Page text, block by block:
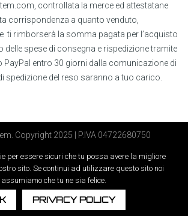
controllata la merce ed attestatane
corrispondenza a quanto venduto,
ti rimborserà la somma pagata per l’acquisto
delle spese di consegna e rispedizione tramite
entro 30 giorni dalla comunicazione di
spedizione del reso saranno a tuo carico.
Copyright 2025 | P.IVA 04722680750
Supported by Moviweb
per essere sicuri che tu possa avere la migliore
sito. Se continui ad utilizzare questo sito noi
assumiamo che tu ne sia felice.
PRIVACY POLICY